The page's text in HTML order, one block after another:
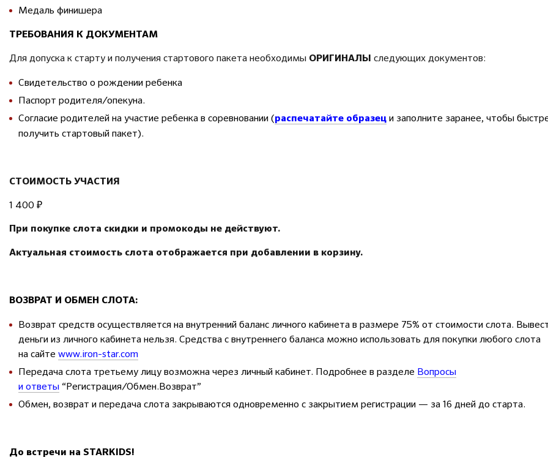
Медаль финишера
ТРЕБОВАНИЯ К ДОКУМЕНТАМ
Для допуска к старту и получения стартового пакета необходимы ОРИГИНАЛЫ следующих документов:
Свидетельство о рождении ребенка
Паспорт родителя/опекуна.
Согласие родителей на участие ребенка в соревновании (распечатайте образец и заполните заранее, чтобы
получить стартовый пакет).
СТОИМОСТЬ УЧАСТИЯ
1 400 ₽
При покупке слота скидки и промокоды не действуют.
Актуальная стоимость слота отображается при добавлении в корзину.
ВОЗВРАТ И ОБМЕН СЛОТА:
Возврат средств осуществляется на внутренний баланс личного кабинета в размере 75% от стоимости слота.
деньги из личного кабинета нельзя. Средства с внутреннего баланса можно использовать для покупки любого слота
на сайте www.iron-star.com
Передача слота третьему лицу возможна через личный кабинет. Подробнее в разделе Вопросы
и ответы “Регистрация/Обмен.Возврат”
Обмен, возврат и передача слота закрываются одновременно с закрытием регистрации — за 16 дней до старта.
До встречи на STARKIDS!